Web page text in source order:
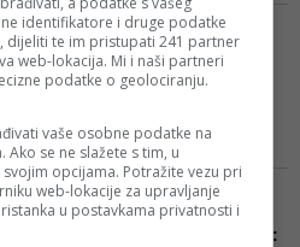
“Easter Mining“, a potom i
rudarsko područje u blizini Vareša
na kojem vrši geološka
istraživanja cinka, olova i barita,
POTVRDILI IZ KOMPANIJE
ADRIATIC METALS
Zlatna groznica ponovo
Otkriven...
U julu ove godine na lokalitetu
Rupice uzorci su u jednoj bušotini
pokazali da jedna tona iskopanog
matrijala sadrži: 4.6 grama zlata,
TRAČAK NADE U TAMNOM
VILAJETU
Zlatna groznica trese BiH:
identifikatore i druge podatke
dijeliti te im pristupati 241 partner
web-lokacija. Mi i naši partneri
podatke o geolociranju.
vaše osobne podatke na
se ne slažete s tim, u
opcijama. Potražite vezu pri
web-lokacije za upravljanje
u postavkama privatnosti i